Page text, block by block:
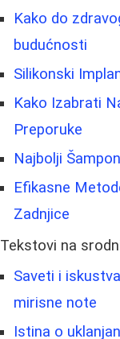
Kako do
budućnosti
Silikonski
Kako Izabrati
Preporuke
Najbolji
Efikasne
Zadnjice
Tekstovi na
Saveti i
mirisne note
Istina o